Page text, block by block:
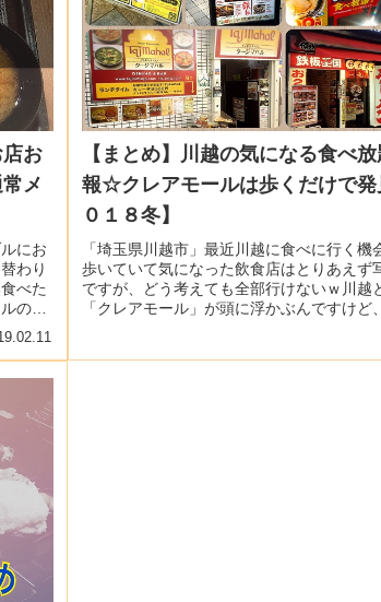
店お
メ
にお
わり
べた
の低
【まとめ】川越の気になる食べ
報☆クレアモールは歩くだけで発
０１８冬】
「埼玉県川越市」最近川越に食べに行く機
歩いていて気になった飲食店はとりあえず
ですが、どう考えても全部行けないｗ川越
「クレアモール」が頭に浮かぶんですけど